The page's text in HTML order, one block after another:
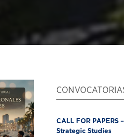
CALL FOR PAPERS
Strategic Studies